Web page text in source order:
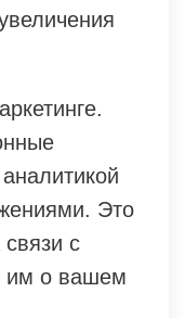
Это
связи с
им о вашем